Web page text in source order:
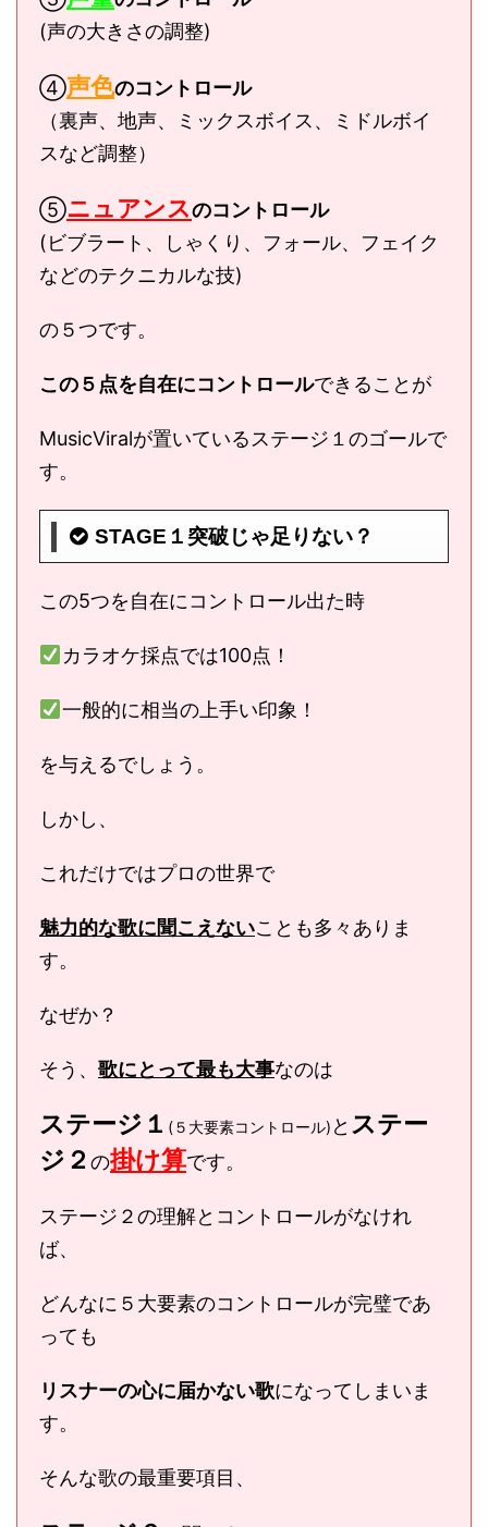
(声の大きさの調整)
④声色のコントロール
（裏声、地声、ミックスボイス、ミドルボイ
スなど調整）
⑤ニュアンスのコントロール
(ビブラート、しゃくり、フォール、フェイク
などのテクニカルな技)
の５つです。
この５点を自在にコントロールできることが
MusicViralが置いているステージ１のゴールで
す。
STAGE１突破じゃ足りない？
この5つを自在にコントロール出た時
カラオケ採点では100点！
一般的に相当の上手い印象！
を与えるでしょう。
しかし、
これだけではプロの世界で
魅力的な歌に聞こえないことも多々ありま
す。
なぜか？
そう、 歌にとって最も大事なのは
ステージ１ (５大要素コントロール) と ステー
ジ２ の掛け算です。
ステージ２の理解とコントロールがなけれ
ば、
どんなに５大要素のコントロールが完璧であ
っても
リスナーの心に届かない歌になってしまいま
す。
そんな歌の最重要項目、